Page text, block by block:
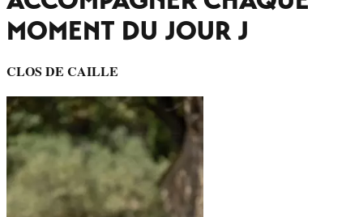
MOMENT DU JOUR J
CLOS DE CAILLE